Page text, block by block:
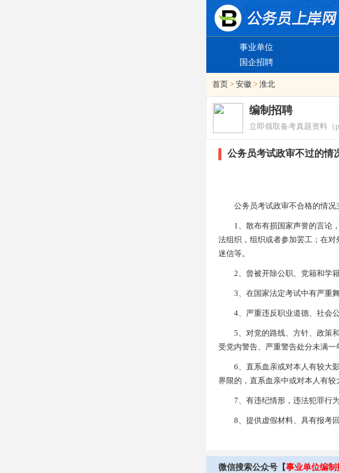
事业单位
国企招聘
首页 > 安徽 > 淮北
编制招聘
立即领取备考真题资料（
公务员考试政审不过的情
公务员考试政审不合格的情况
1、散布有损国家声誉的言论，
法组织，组织或者参加罢工；在
迷信等。
2、曾被开除公职、党籍和学籍
3、在国家法定考试中有严重舞
4、严重违反职业道德、社会公
5、对党的路线、方针、政策和
受党内警告、严重警告处分未满一
6、直系血亲或对本人有较大影
界限的，直系血亲中或对本人有较
7、有违纪情形，违法犯罪行为
8、提供虚假材料、具有报考回
微信搜索公众号【事业单位编